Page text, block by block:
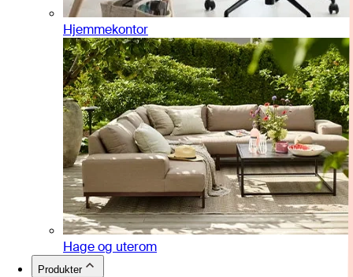
Hjemmekontor
Hage og uterom
Produkter